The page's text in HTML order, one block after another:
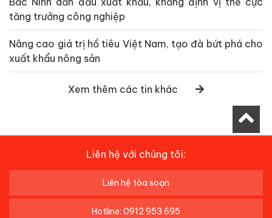
tăng trưởng công nghiệp
Nâng cao giá trị hồ tiêu Việt Nam, tạo đà bứt phá cho
xuất khẩu nông sản
Xem thêm các tin khác
Liên hệ với chúng tôi:
Liên hệ tòa soạn
Hotline: 0912 953 695